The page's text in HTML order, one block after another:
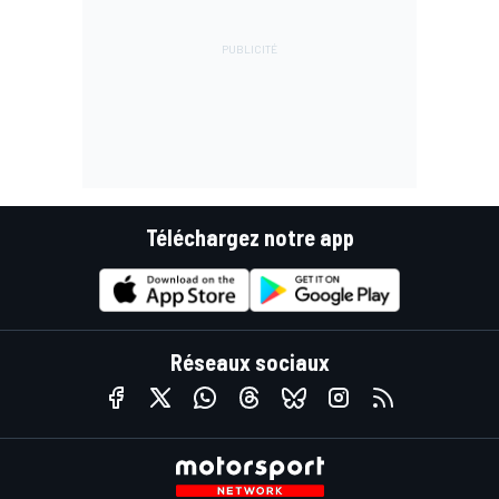
Téléchargez notre app
Réseaux sociaux